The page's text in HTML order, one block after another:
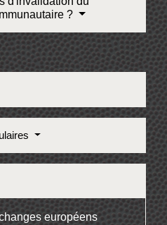
?
européens